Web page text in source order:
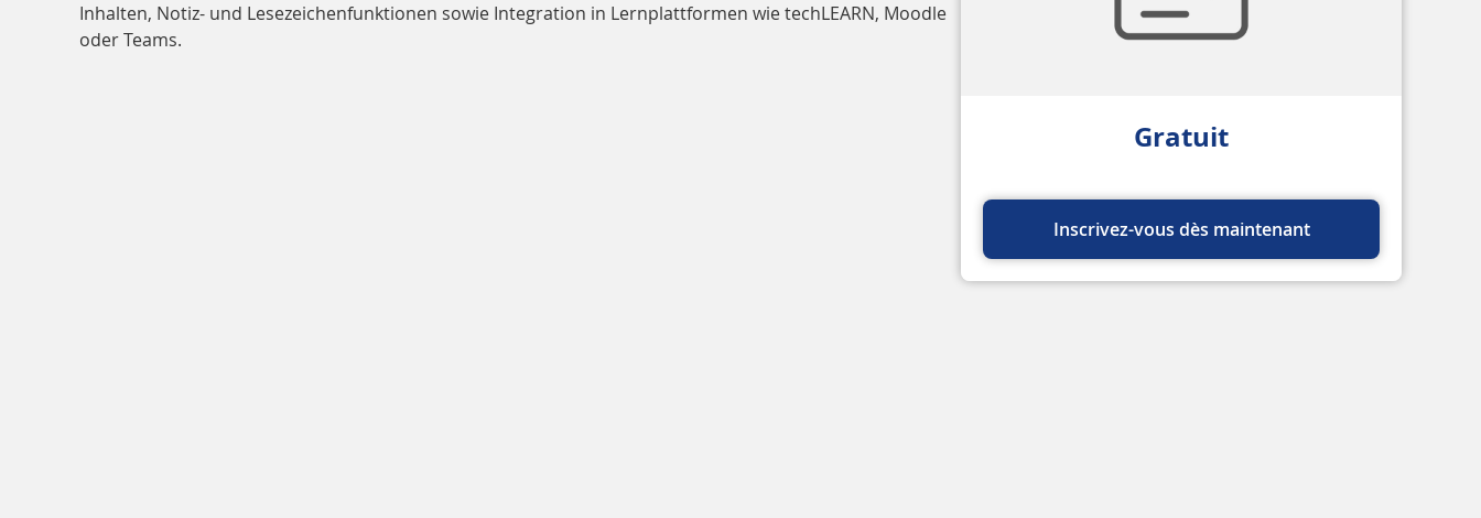
Inhalten, Notiz- und Lesezeichenfunktionen sowie Integration in Lernplattformen wie techLEARN, Moodle
oder Teams.
Gratuit
Inscrivez-vous dès maintenant